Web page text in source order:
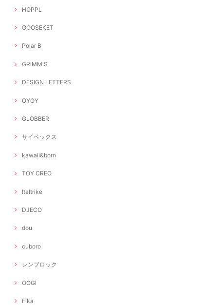
HOPPL
GOOSEKET
Polar B
GRIMM'S
DESIGN LETTERS
OYOY
GLOBBER
サイベックス
kawaii&born
TOY CREO
Italtrike
DJECO
dou
cuboro
レンブロック
OOGI
Fika